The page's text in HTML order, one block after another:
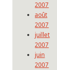
2007
août
2007
juillet
2007
juin
2007